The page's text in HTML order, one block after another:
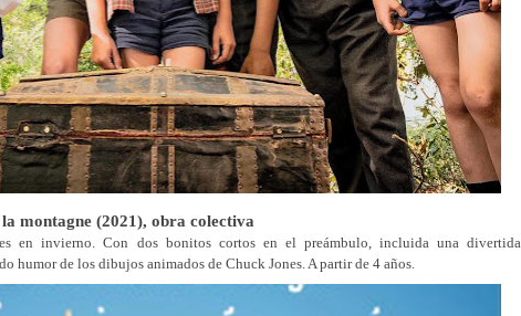
montagne (2021), obra colectiva
en invierno. Con dos bonitos cortos en el preámbulo, incluida una divertida
humor de los dibujos animados de Chuck Jones. A partir de 4 años.